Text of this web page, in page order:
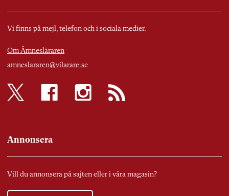
Vi finns på mejl, telefon och i sociala medier.
Om Ämnesläraren
amneslararen@vilarare.se
Annonsera
Vill du annonsera på sajten eller i våra magasin?